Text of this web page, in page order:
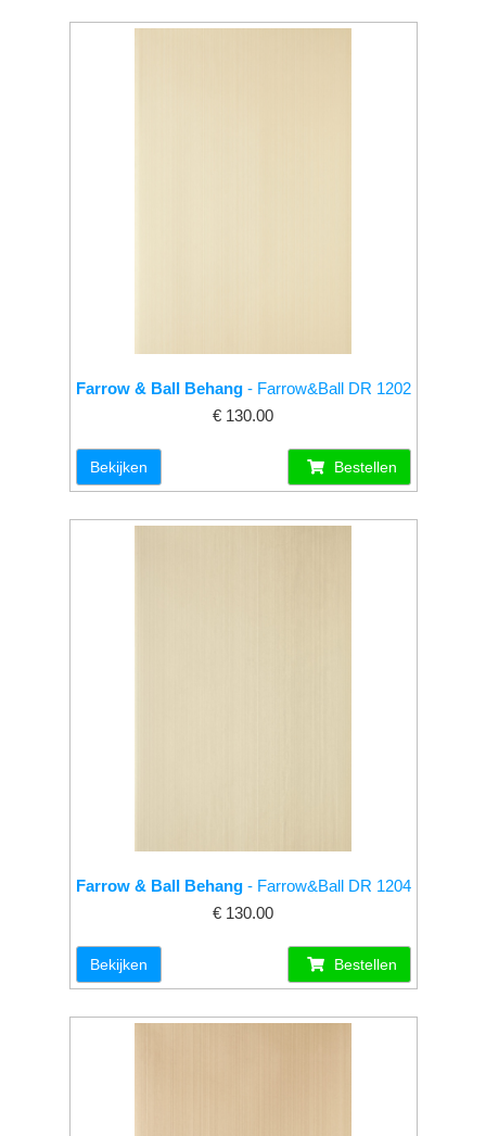
Farrow & Ball Behang- Farrow&Ball DR 1202
€ 130.00
Bekijken Bestellen
Farrow & Ball Behang- Farrow&Ball DR 1204
€ 130.00
Bekijken Bestellen